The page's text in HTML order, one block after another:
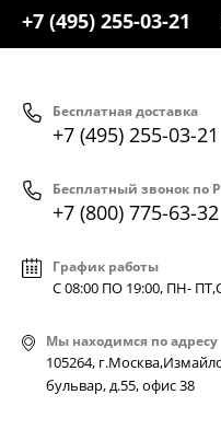
+7 (495) 255-03-21
Бесплатная доставка
+7 (495) 255-03-21
Бесплатный звонок по
+7 (800) 775-63-32
График работы
С 08:00 ПО 19:00, ПН- ПТ,
Мы находимся по адресу
105264,
бульвар, д.55, офис 38